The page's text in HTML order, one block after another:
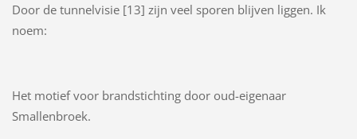
Door de tunnelvisie [13] zijn veel sporen blijven liggen. Ik
noem:
Het motief voor brandstichting door oud-eigenaar
Smallenbroek.